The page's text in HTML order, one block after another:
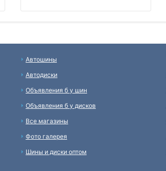
Автошины
Автодиски
Объявления б у шин
Объявления б у дисков
Все магазины
Фото галерея
Шины и диски оптом